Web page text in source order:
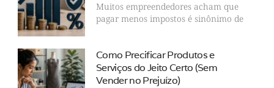
Muitos empreendedores acham que
pagar menos impostos é sinônimo de
Como Precificar Produtos e
Serviços do Jeito Certo (Sem
Vender no Prejuízo)